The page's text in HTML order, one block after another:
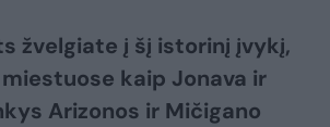
žvelgiate į šį istorinį įvykį,
kaip Jonava ir
Arizonos ir Mičigano